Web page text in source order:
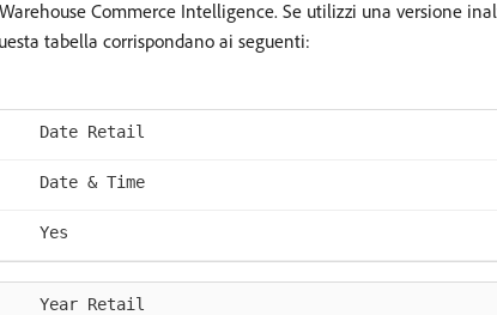
Commerce Intelligence. Se utilizzi una versione
tabella corrispondano ai seguenti:
Date Retail
Date & Time
Yes
Year Retail